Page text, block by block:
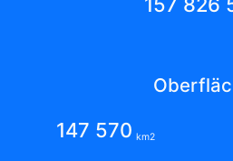
157 826
147 570 km2